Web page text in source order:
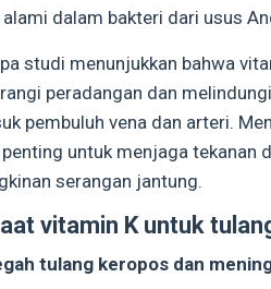
dalam bakteri dari usus
studi menunjukkan bahwa
peradangan dan
pembuluh vena dan arteri.
untuk menjaga tekanan
serangan jantung.
vitamin K untuk
tulang keropos dan